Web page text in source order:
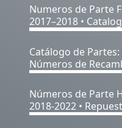
Numeros de Parte
2017–2018 •
Catálogo de Partes:
Números de
Números de Parte
2018-2022 •